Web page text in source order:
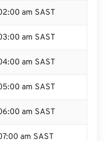
am SAST
am SAST
am SAST
am SAST
am SAST
am SAST